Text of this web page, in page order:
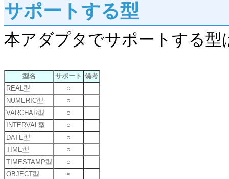
サポートする型
本アダプタでサポートする型
型名 サポート 備考
REAL型
○
NUMERIC型
○
VARCHAR型
○
INTERVAL型
○
DATE型
○
TIME型
○
TIMESTAMP型
○
OBJECT型
×